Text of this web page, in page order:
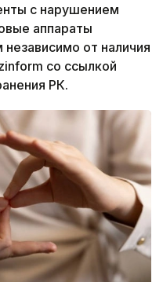
с нарушением
аппараты
от наличия
со ссылкой
РК.